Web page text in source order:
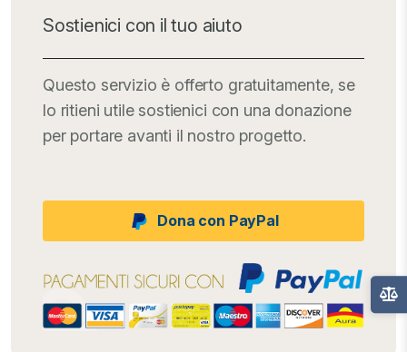
Sostienici con il tuo aiuto
Questo servizio è offerto gratuitamente, se
lo ritieni utile sostienici con una donazione
per portare avanti il nostro progetto.
Dona con PayPal